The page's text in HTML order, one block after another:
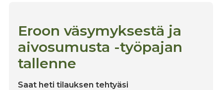
Eroon väsymyksestä ja
aivosumusta -työpajan
tallenne
Saat heti tilauksen tehtyäsi